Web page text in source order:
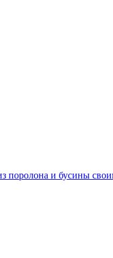
поролона и бусины